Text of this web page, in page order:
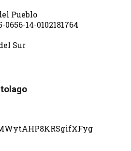
Pueblo
14-0102181764
Sur